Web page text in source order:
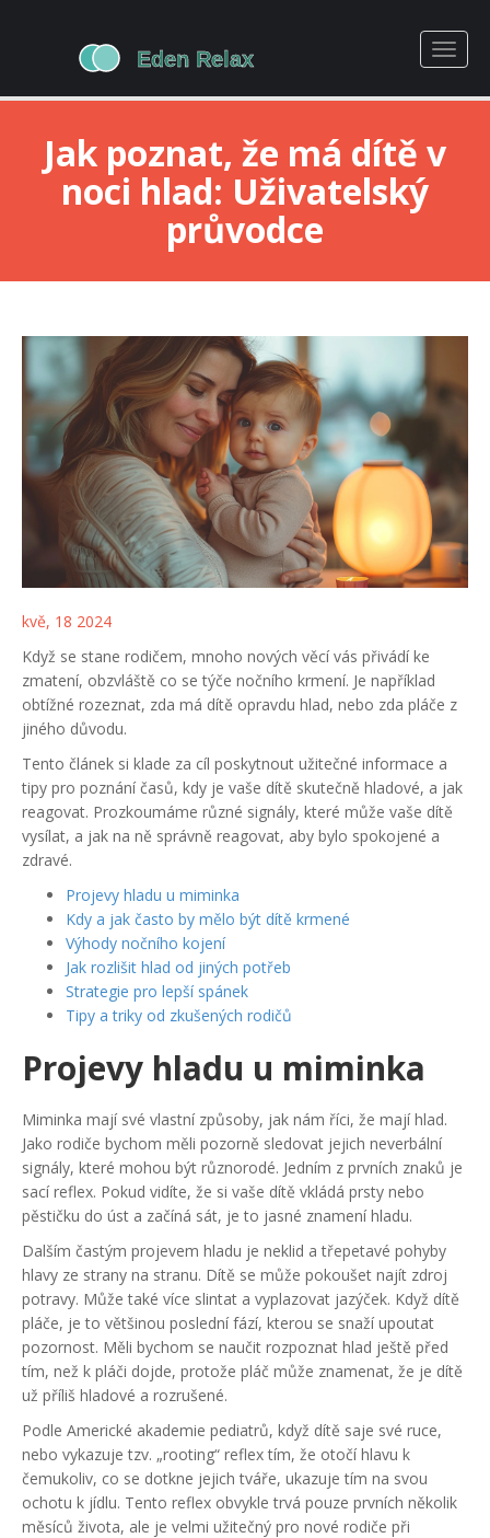
Jak poznat, že má dítě v
noci hlad: Uživatelský
průvodce
kvě, 18 2024
Když se stane rodičem, mnoho nových věcí vás přivádí ke
zmatení, obzvláště co se týče nočního krmení. Je například
obtížné rozeznat, zda má dítě opravdu hlad, nebo zda pláče z
jiného důvodu.
Tento článek si klade za cíl poskytnout užitečné informace a
tipy pro poznání časů, kdy je vaše dítě skutečně hladové, a jak
reagovat. Prozkoumáme různé signály, které může vaše dítě
vysílat, a jak na ně správně reagovat, aby bylo spokojené a
zdravé.
Projevy hladu u miminka
Kdy a jak často by mělo být dítě krmené
Výhody nočního kojení
Jak rozlišit hlad od jiných potřeb
Strategie pro lepší spánek
Tipy a triky od zkušených rodičů
Projevy hladu u miminka
Miminka mají své vlastní způsoby, jak nám říci, že mají hlad.
Jako rodiče bychom měli pozorně sledovat jejich neverbální
signály, které mohou být různorodé. Jedním z prvních znaků je
sací reflex. Pokud vidíte, že si vaše dítě vkládá prsty nebo
pěstičku do úst a začíná sát, je to jasné znamení hladu.
Dalším častým projevem hladu je neklid a třepetavé pohyby
hlavy ze strany na stranu. Dítě se může pokoušet najít zdroj
potravy. Může také více slintat a vyplazovat jazýček. Když dítě
pláče, je to většinou poslední fází, kterou se snaží upoutat
pozornost. Měli bychom se naučit rozpoznat hlad ještě před
tím, než k pláči dojde, protože pláč může znamenat, že je dítě
už příliš hladové a rozrušené.
Podle Americké akademie pediatrů, když dítě saje své ruce,
nebo vykazuje tzv. „rooting“ reflex tím, že otočí hlavu k
čemukoliv, co se dotkne jejich tváře, ukazuje tím na svou
ochotu k jídlu. Tento reflex obvykle trvá pouze prvních několik
měsíců života, ale je velmi užitečný pro nové rodiče při